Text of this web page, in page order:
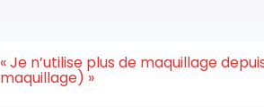
« Je n’utilise plus de maquillage
maquillage) »